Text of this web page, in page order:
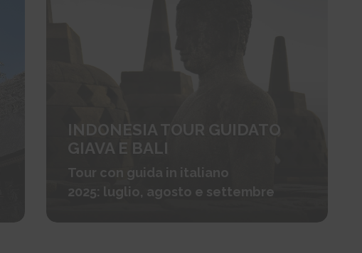
INDONESIA TOUR GUIDATO
GIAVA E BALI
Tour con guida in italiano
2025: luglio, agosto e settembre